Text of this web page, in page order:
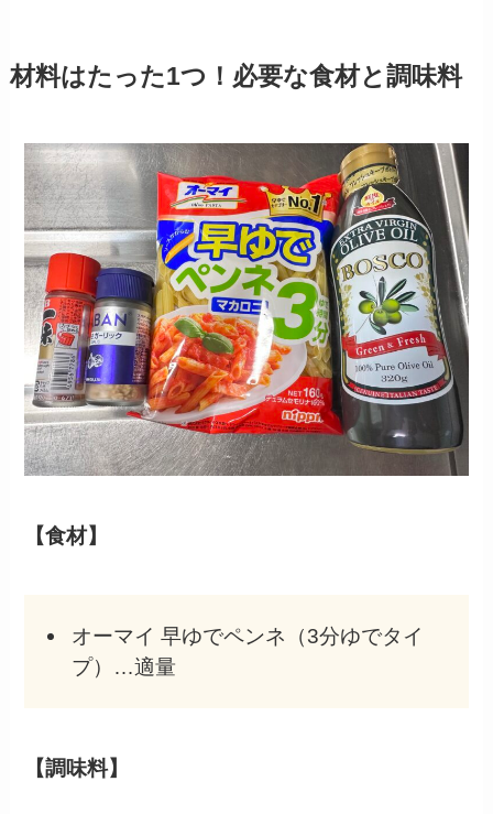
材料はたった1つ！必要な食材と調味料
【食材】
オーマイ 早ゆでペンネ（3分ゆでタイ
プ）…適量
【調味料】